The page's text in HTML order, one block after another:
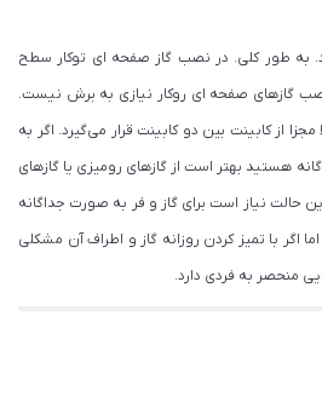
به طور کلی. در نصب گاز صفحه ای توکار سطح
گازهای صفحه ای روکار نیازی به برش نیست.
مجزا از کابینت بین دو کابینت قرار می‌گیرد. اگر به
هستید بهتر است از گازهای رومیزی یا گازهای
حالت نیاز است برای گاز و فر به صورت جداگانه
اگر با تمیز کردن روزانه گاز و اطراف آن مشکلی
منحصر به فردی دارد.